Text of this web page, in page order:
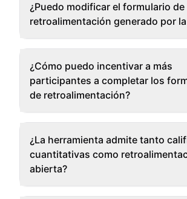
¿Puedo modificar el formulario de
retroalimentación generado por la
¿Cómo puedo incentivar a más
participantes a completar los
de retroalimentación?
¿La herramienta admite tanto
cuantitativas como
abierta?